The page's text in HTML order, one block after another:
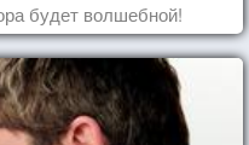
будет волшебной!